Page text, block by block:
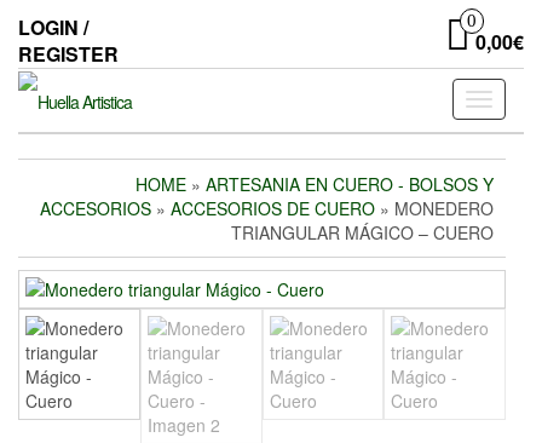
the
content
LOGIN /
REGISTER
0
0,00€
Toggle
HOME » ARTESANIA EN CUERO - BOLSOS Y
ACCESORIOS » ACCESORIOS DE CUERO » MONEDERO
TRIANGULAR MÁGICO – CUERO